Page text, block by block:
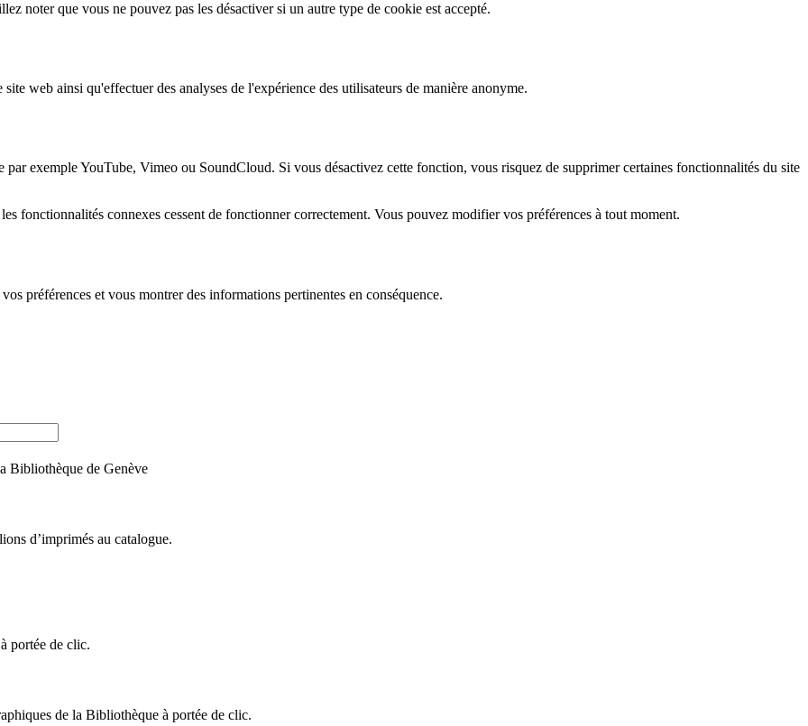
noter que vous ne pouvez pas les désactiver si un autre type de cookie est accepté.
web ainsi qu'effectuer des analyses de l'expérience des utilisateurs de manière anonyme.
exemple YouTube, Vimeo ou SoundCloud. Si vous désactivez cette fonction, vous risquez de supprimer certaines fonctionnalités du site
fonctionnalités connexes cessent de fonctionner correctement. Vous pouvez modifier vos préférences à tout moment.
préférences et vous montrer des informations pertinentes en conséquence.
Bibliothèque de Genève
d’imprimés au catalogue.
portée de clic.
de la Bibliothèque à portée de clic.